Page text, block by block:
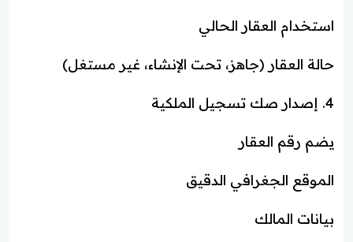
استخدام العقار الحالي
حالة العقار (جاهز، تحت الإنشاء، غير مستغل)
4. إصدار صك تسجيل الملكية
يضم رقم العقار
الموقع الجغرافي الدقيق
بيانات المالك